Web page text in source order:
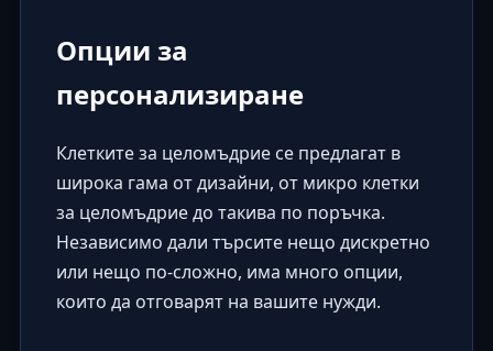
Опции за
персонализиране
Клетките за целомъдрие се предлагат в
широка гама от дизайни, от микро клетки
за целомъдрие до такива по поръчка.
Независимо дали търсите нещо дискретно
или нещо по-сложно, има много опции,
които да отговарят на вашите нужди.